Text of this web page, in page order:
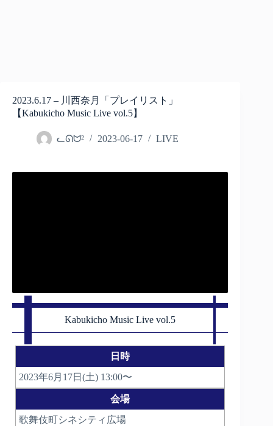
2023.6.17 – 川西奈月「プレイリスト」
【Kabukicho Music Live vol.5】
ᓚᘏᗢ² 2023-06-17 LIVE
Kabukicho Music Live vol.5
日時
2023年6月17日(土) 13:00〜
会場
歌舞伎町シネシティ広場